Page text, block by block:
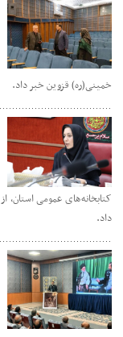
خمینی(ره) قزوین خبر داد.
داد.